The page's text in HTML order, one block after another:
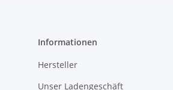
Informationen
Hersteller
Unser Ladengeschäft